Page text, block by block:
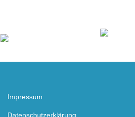
Impressum
Datenschutzerklärung